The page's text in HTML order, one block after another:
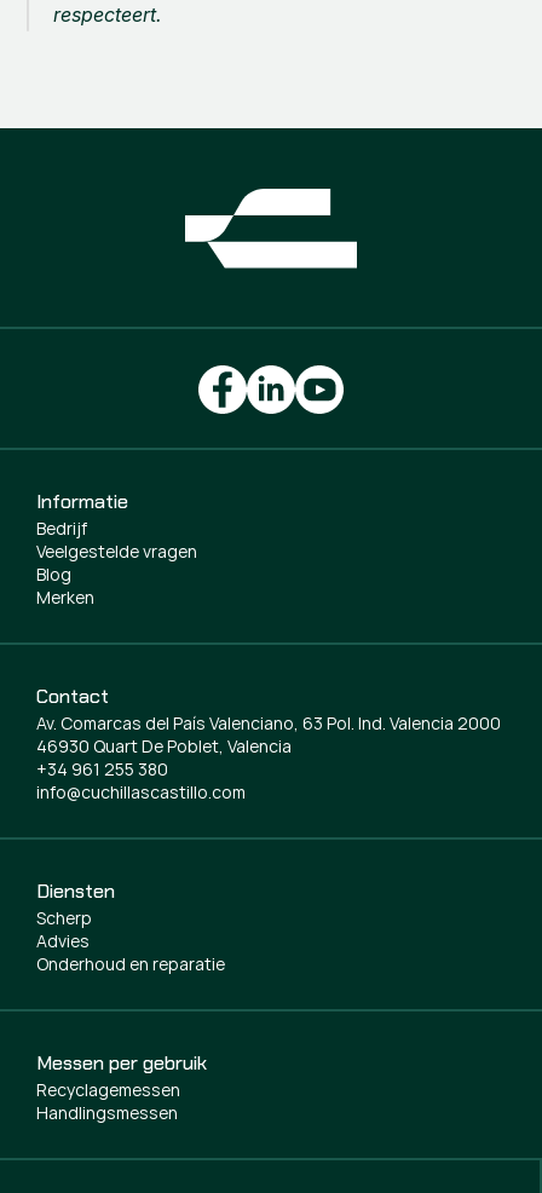
respecteert.
Diensten
Scherp
Advies
Onderhoud en reparatie
Messen per gebruik
Recyclagemessen
Handlingsmessen
Informatie
Bedrijf
Veelgestelde vragen
Blog
Merken
Contact
Av. Comarcas del País Valenciano, 63 Pol. Ind. Valencia 2000
46930 Quart De Poblet, Valencia
+34 961 255 380
info@cuchillascastillo.com